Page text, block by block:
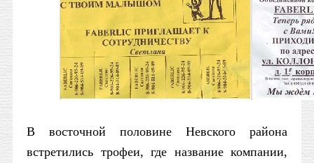
В восточной половине Невского района
встретились трофеи, где название компании,